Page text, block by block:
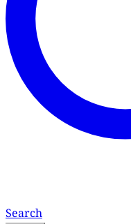
Search